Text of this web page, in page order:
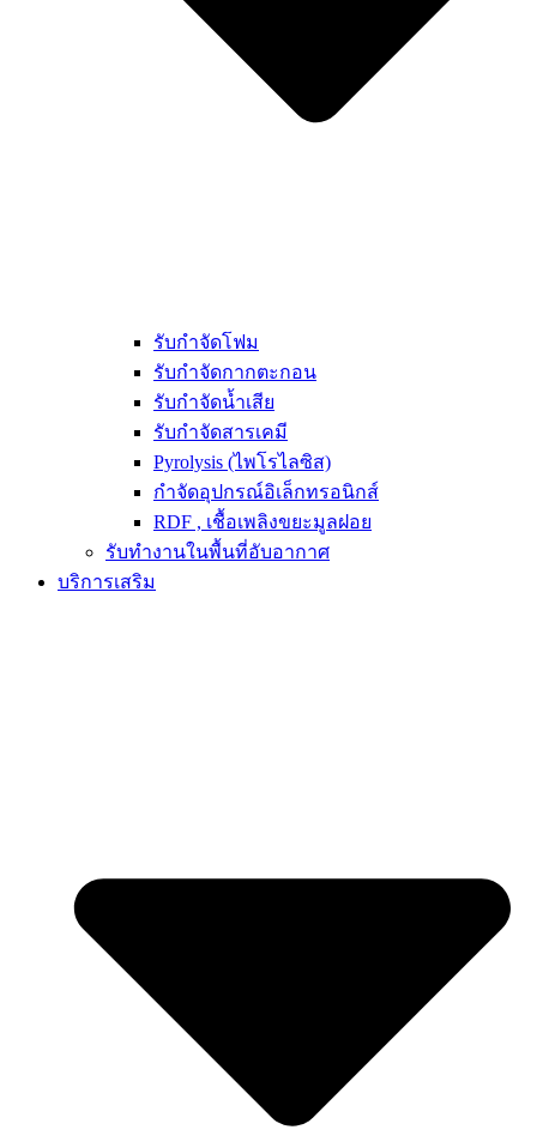
รับกำจัดโฟม
รับกำจัดกากตะกอน
รับกำจัดน้ำเสีย
รับกำจัดสารเคมี
Pyrolysis (ไพโรไลซิส)
กำจัดอุปกรณ์อิเล็กทรอนิกส์
RDF , เชื้อเพลิงขยะมูลฝอย
รับทำงานในพื้นที่อับอากาศ
บริการเสริม